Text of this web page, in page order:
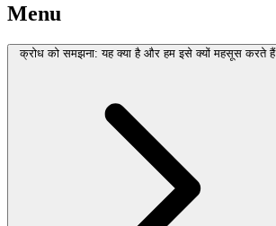
Menu
क्रोध को समझना: यह क्या है और हम इसे क्यों महसूस करते हैं